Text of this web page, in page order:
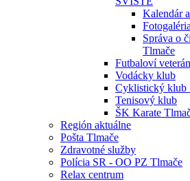
Kalendár
Fotogaléria
Správa o
Tlmače
Futbaloví
Vodácky klub
Cyklistický
Tenisový klub
ŠK Karate
Región aktuálne
Pošta Tlmače
Zdravotné služby
Polícia SR - OO PZ Tlmače
Relax centrum